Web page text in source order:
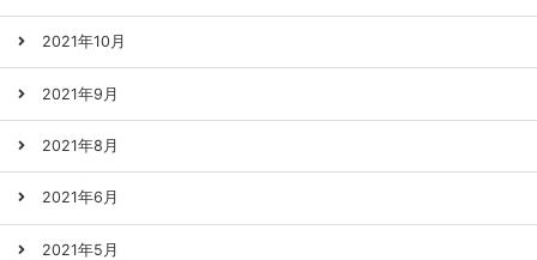
2021年10月
2021年9月
2021年8月
2021年6月
2021年5月